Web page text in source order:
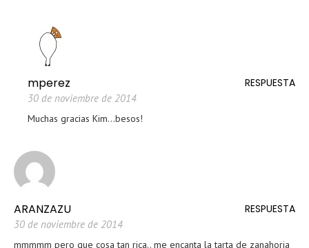
RESPUESTA
mperez
30 de noviembre de 2014
Muchas gracias Kim…besos!
RESPUESTA
ARANZAZU
30 de noviembre de 2014
mmmmm pero que cosa tan rica.. me encanta la tarta de zanahoria